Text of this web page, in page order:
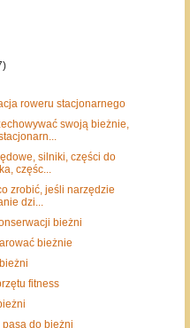
roweru stacjonarnego
swoją bieżnie,
silniki, części do
częśc...
zrobić, jeśli narzędzie
dzi...
bieżni
bieżnie
fitness
pasa do bieżni